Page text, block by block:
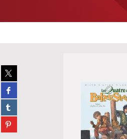
Share
on
twitter
(New
window)
Share
on
facebook
(New
window)
Share
on
tumblr
(New
Share
on